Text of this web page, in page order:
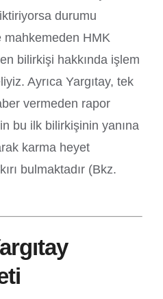
durumu
mahkemeden HMK
bilirkişi hakkında işlem
Ayrıca Yargıtay, tek
vermeden rapor
bu ilk bilirkişinin yanına
karma heyet
bulmaktadır (Bkz.